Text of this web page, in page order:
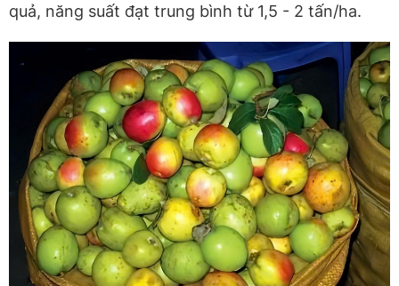
quả, năng suất đạt trung bình từ 1,5 - 2 tấn/ha.